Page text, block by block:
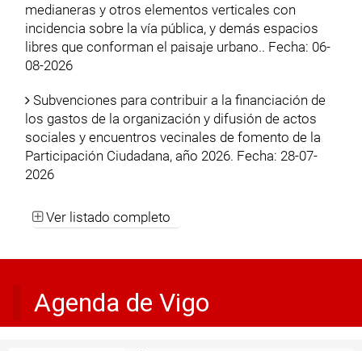
medianeras y otros elementos verticales con
incidencia sobre la vía pública, y demás espacios
libres que conforman el paisaje urbano.. Fecha: 06-
08-2026
Subvenciones para contribuir a la financiación de
los gastos de la organización y difusión de actos
sociales y encuentros vecinales de fomento de la
Participación Ciudadana, año 2026. Fecha: 28-07-
2026
Ver listado completo
Agenda de Vigo